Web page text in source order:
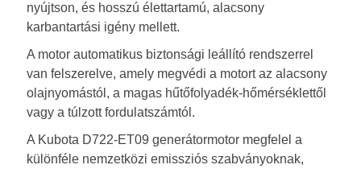
nyújtson, és hosszú élettartamú, alacsony
karbantartási igény mellett.
A motor automatikus biztonsági leállító rendszerrel
van felszerelve, amely megvédi a motort az alacsony
olajnyomástól, a magas hűtőfolyadék-hőmérséklettől
vagy a túlzott fordulatszámtól.
A Kubota D722-ET09 generátormotor megfelel a
különféle nemzetközi emissziós szabványoknak,